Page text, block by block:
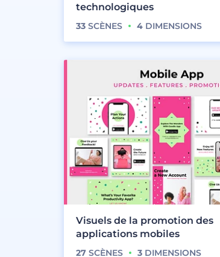
technologiques
33 SCÈNES 4 DIMENSIONS
Visuels de la promotion des
applications mobiles
27 SCÈNES 3 DIMENSIONS